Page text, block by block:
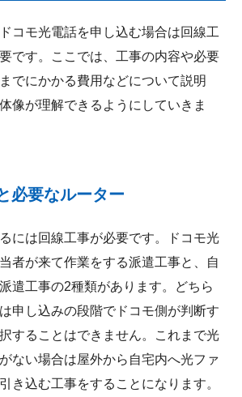
コモ光電話を申し込む場合は回線工
です。ここでは、工事の内容や必要
でにかかる費用などについて説明
像が理解できるようにしていきま
必要なルーター
には回線工事が必要です。ドコモ光
者が来て作業をする派遣工事と、自
遣工事の2種類があります。どちら
申し込みの段階でドコモ側が判断す
することはできません。これまで光
ない場合は屋外から自宅内へ光ファ
き込む工事をすることになります。